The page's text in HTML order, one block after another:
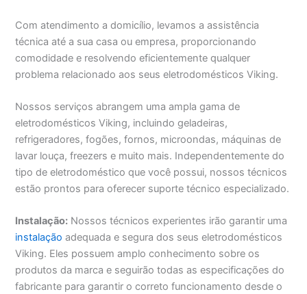
Com atendimento a domicílio, levamos a assistência
técnica até a sua casa ou empresa, proporcionando
comodidade e resolvendo eficientemente qualquer
problema relacionado aos seus eletrodomésticos Viking.
Nossos serviços abrangem uma ampla gama de
eletrodomésticos Viking, incluindo geladeiras,
refrigeradores, fogões, fornos, microondas, máquinas de
lavar louça, freezers e muito mais. Independentemente do
tipo de eletrodoméstico que você possui, nossos técnicos
estão prontos para oferecer suporte técnico especializado.
Instalação: Nossos técnicos experientes irão garantir uma
instalação adequada e segura dos seus eletrodomésticos
Viking. Eles possuem amplo conhecimento sobre os
produtos da marca e seguirão todas as especificações do
fabricante para garantir o correto funcionamento desde o